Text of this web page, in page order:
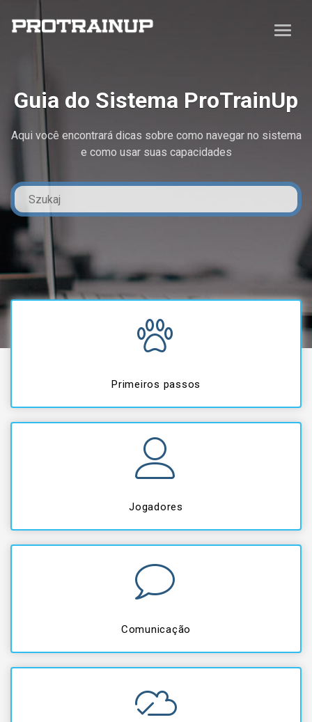
Guia do Sistema ProTrainUp
Aqui você encontrará dicas sobre como navegar no sistema
e como usar suas capacidades
Primeiros passos
Jogadores
Comunicação